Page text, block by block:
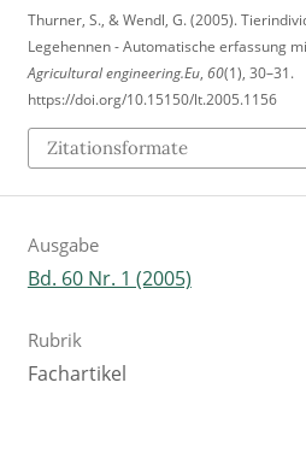
Thurner, S., & Wendl, G. (2005).
Legehennen - Automatische erfassung
Agricultural engineering.Eu, 60(1), 30–31.
https://doi.org/10.15150/lt.2005.1156
Zitationsformate
Ausgabe
Bd. 60 Nr. 1 (2005)
Rubrik
Fachartikel